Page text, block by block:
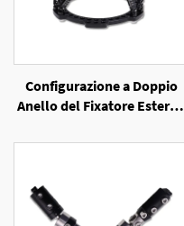
Configurazione a Doppio
Anello del Fixatore Esterno